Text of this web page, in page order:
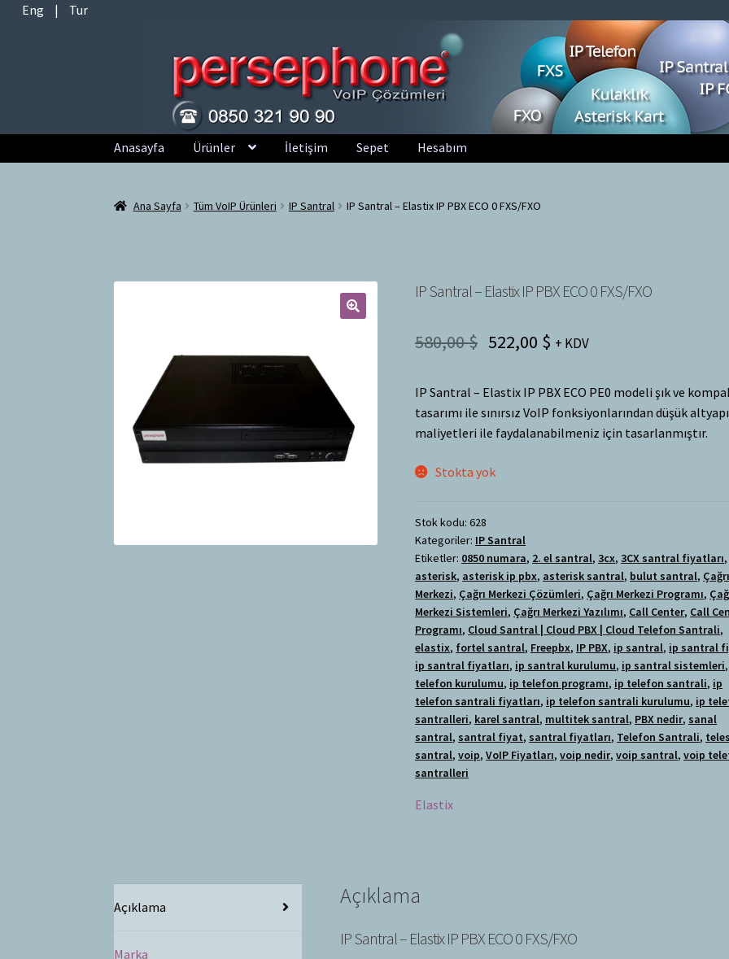
Eng | Tur
Dolaşıma
geç
İçeriğe
geç
Anasayfa Ürünler İletişim Sepet Hesabım
Ana Sayfa Tüm VoIP Ürünleri IP Santral IP Santral – Elastix IP PBX ECO 0 FXS/FXO
IP Santral – Elastix IP PBX ECO 0 FXS/FXO
580,00$ 522,00 $ + KDV
IP Santral – Elastix IP PBX ECO PE0 modeli şık ve
tasarımı ile sınırsız VoIP fonksiyonlarından düşük altyapı
maliyetleri ile faydalanabilmeniz için tasarlanmıştır.
Stokta yok
Stok kodu:628
Kategoriler: IP Santral
Etiketler: 0850 numara, 2. el santral,3cx,3CX santral fiyatları,
asterisk, asterisk ip pbx, asterisk santral, bulut santral, Çağrı
Merkezi, Çağrı Merkezi Çözümleri, Çağrı Merkezi Programı,
Merkezi Sistemleri, Çağrı Merkezi Yazılımı, Call Center, Call
Programı, Cloud Santral | Cloud PBX | Cloud Telefon Santrali,
elastix, fortel santral, Freepbx, IP PBX, ip santral, ip santral
ip santral fiyatları, ip santral kurulumu, ip santral sistemleri,
telefon kurulumu, ip telefon programı, ip telefon santrali, ip
telefon santrali fiyatları, ip telefon santrali kurulumu, ip
santralleri, karel santral, multitek santral, PBX nedir, sanal
santral, santral fiyat, santral fiyatları, Telefon Santrali,
santral,voip,VoIP Fiyatları,voip nedir,voip santral,voip
santralleri
Elastix
Açıklama
Marka
Açıklama
IP Santral – Elastix IP PBX ECO 0 FXS/FXO